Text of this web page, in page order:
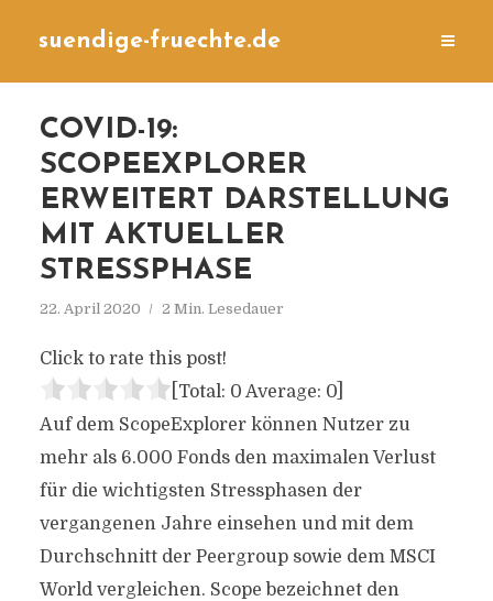
suendige-fruechte.de
COVID-19:
SCOPEEXPLORER
ERWEITERT DARSTELLUNG
MIT AKTUELLER
STRESSPHASE
22. April 2020 2 Min. Lesedauer
Click to rate this post!
[Total: 0 Average: 0]
Auf dem ScopeExplorer können Nutzer zu
mehr als 6.000 Fonds den maximalen Verlust
für die wichtigsten Stressphasen der
vergangenen Jahre einsehen und mit dem
Durchschnitt der Peergroup sowie dem MSCI
World vergleichen. Scope bezeichnet den